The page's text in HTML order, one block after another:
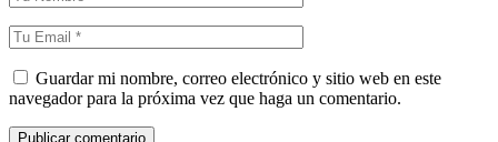
Guardar mi nombre, correo electrónico y sitio web en este
navegador para la próxima vez que haga un comentario.